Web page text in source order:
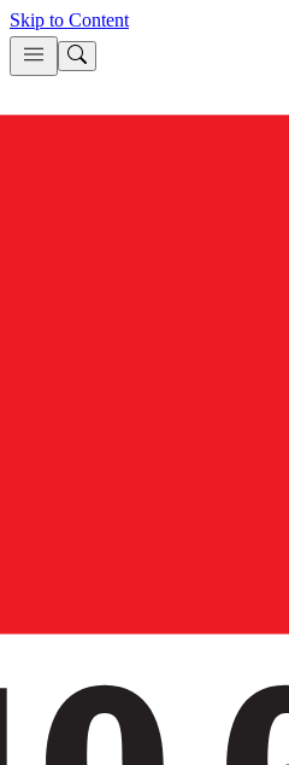
Skip to Content